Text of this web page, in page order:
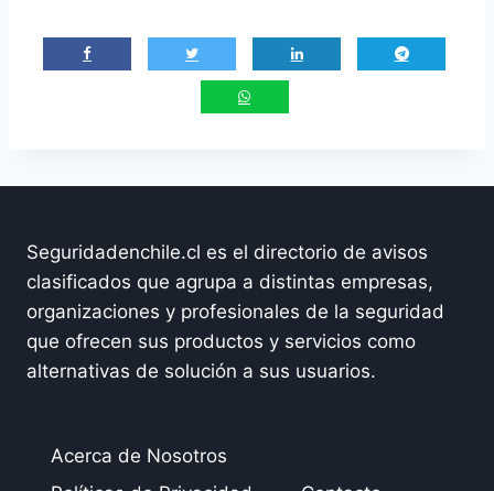
Seguridadenchile.cl es el directorio de avisos
clasificados que agrupa a distintas empresas,
organizaciones y profesionales de la seguridad
que ofrecen sus productos y servicios como
alternativas de solución a sus usuarios.
Acerca de Nosotros